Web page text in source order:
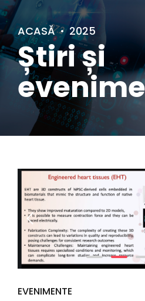
ACASĂ 2025
Știri și
EVENIMENTE